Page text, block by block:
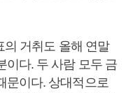
의 거취도 올해 연말
이다. 두 사람 모두 금
문이다. 상대적으로